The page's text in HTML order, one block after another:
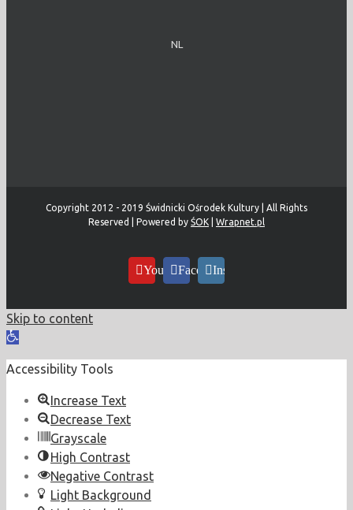
NL
Copyright 2012 - 2019 Świdnicki Ośrodek Kultury | All Rights
Reserved | Powered by ŚOK Wrapnet.pl
YouTubeFacebookInstagram
Skip to content
Open
Accessibility Tools
Increase Text
Decrease Text
Grayscale
High Contrast
Negative Contrast
Light Background